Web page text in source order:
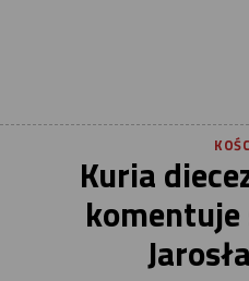
Kuria